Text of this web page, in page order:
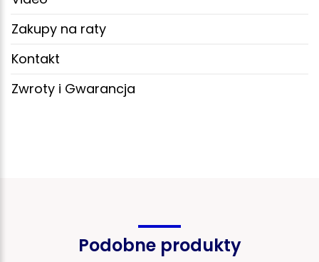
Zakupy na raty
Kontakt
Zwroty i Gwarancja
Podobne produkty